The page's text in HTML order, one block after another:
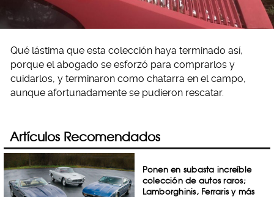
Qué lástima que esta colección haya terminado así,
porque el abogado se esforzó para comprarlos y
cuidarlos, y terminaron como chatarra en el campo,
aunque afortunadamente se pudieron rescatar.
Artículos Recomendados
Ponen en subasta increíble
colección de autos raros;
Lamborghinis, Ferraris y más